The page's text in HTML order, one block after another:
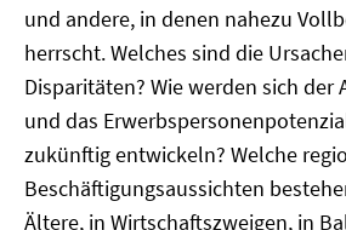
und andere, in denen nahezu
herrscht. Welches sind die
Disparitäten? Wie werden sich
und das
zukünftig entwickeln? Welche
Beschäftigungsaussichten
Ältere, in Wirtschaftszweigen, in